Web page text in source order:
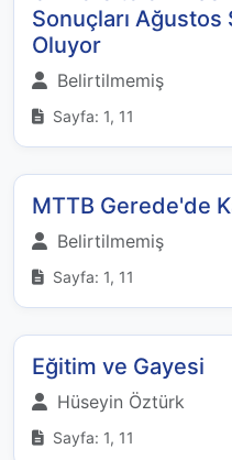
Sonuçları Ağustos
Oluyor
Belirtilmemiş
Sayfa: 1, 11
MTTB Gerede'de
Belirtilmemiş
Sayfa: 1, 11
Eğitim ve Gayesi
Hüseyin Öztürk
Sayfa: 1, 11